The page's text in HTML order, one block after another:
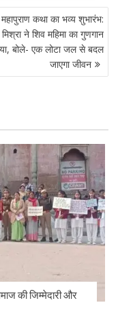
कथा का भव्य शुभारंभ:
मिश्रा ने शिव महिमा का गुणगान
बोले- एक लोटा जल से बदल
जाएगा जीवन
की जिम्मेदारी और